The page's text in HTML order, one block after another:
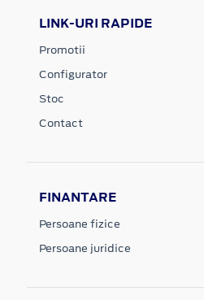
LINK-URI RAPIDE
Promotii
Configurator
Stoc
Contact
FINANTARE
Persoane fizice
Persoane juridice